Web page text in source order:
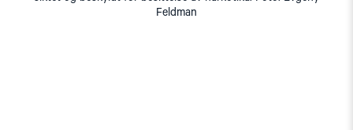
Feldman